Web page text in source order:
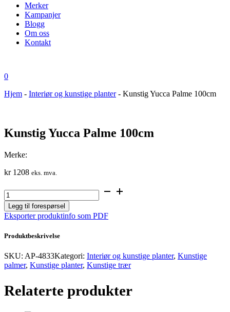
Merker
Kampanjer
Blogg
Om oss
Kontakt
0
Hjem - Interiør og kunstige planter- Kunstig Yucca Palme 100cm
Kunstig Yucca Palme 100cm
Merke:
kr1208 eks. mva.
Kunstig
Yucca
Palme
100cm
Legg til forespørsel
Eksporter produktinfo som PDF
Produktbeskrivelse
SKU: AP-4833Kategori: Interiør og kunstige planter, Kunstige
palmer, Kunstige planter, Kunstige trær
Relaterte produkter